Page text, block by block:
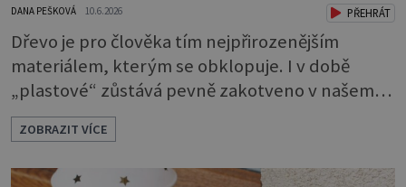
DANA PEŠKOVÁ 10.6.2026 PŘEHRÁT
Dřevo je pro člověka tím nejpřirozenějším
materiálem, kterým se obklopuje. I v době
„plastové“ zůstává pevně zakotveno v našem
životě. Se dřevem jsme tak srostlí, že je nám
příjemné na dotyk, voní nám a podporuje
kladné vlivy našeho prostředí. Máte chuť
ZOBRAZIT VÍCE